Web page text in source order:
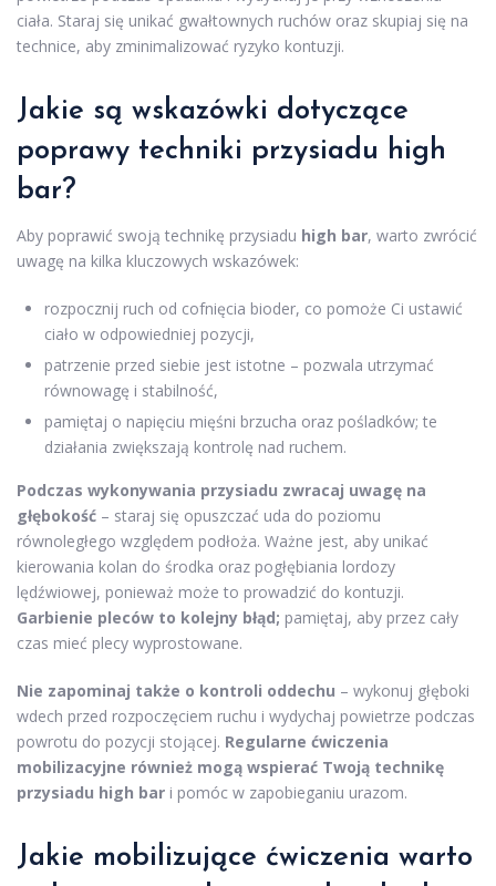
ciała. Staraj się unikać gwałtownych ruchów oraz skupiaj się na
technice, aby zminimalizować ryzyko kontuzji.
Jakie są wskazówki dotyczące
poprawy techniki przysiadu high
bar?
Aby poprawić swoją technikę przysiadu high bar, warto zwrócić
uwagę na kilka kluczowych wskazówek:
rozpocznij ruch od cofnięcia bioder, co pomoże Ci ustawić
ciało w odpowiedniej pozycji,
patrzenie przed siebie jest istotne – pozwala utrzymać
równowagę i stabilność,
pamiętaj o napięciu mięśni brzucha oraz pośladków; te
działania zwiększają kontrolę nad ruchem.
Podczas wykonywania przysiadu zwracaj uwagę na
głębokość – staraj się opuszczać uda do poziomu
równoległego względem podłoża. Ważne jest, aby unikać
kierowania kolan do środka oraz pogłębiania lordozy
lędźwiowej, ponieważ może to prowadzić do kontuzji.
Garbienie pleców to kolejny błąd; pamiętaj, aby przez cały
czas mieć plecy wyprostowane.
Nie zapominaj także o kontroli oddechu – wykonuj głęboki
wdech przed rozpoczęciem ruchu i wydychaj powietrze podczas
powrotu do pozycji stojącej. Regularne ćwiczenia
mobilizacyjne również mogą wspierać Twoją technikę
przysiadu high bar i pomóc w zapobieganiu urazom.
Jakie mobilizujące ćwiczenia warto